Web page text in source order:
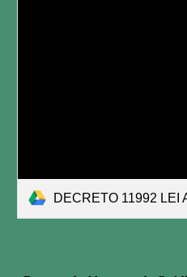
DECRETO 11992 LEI